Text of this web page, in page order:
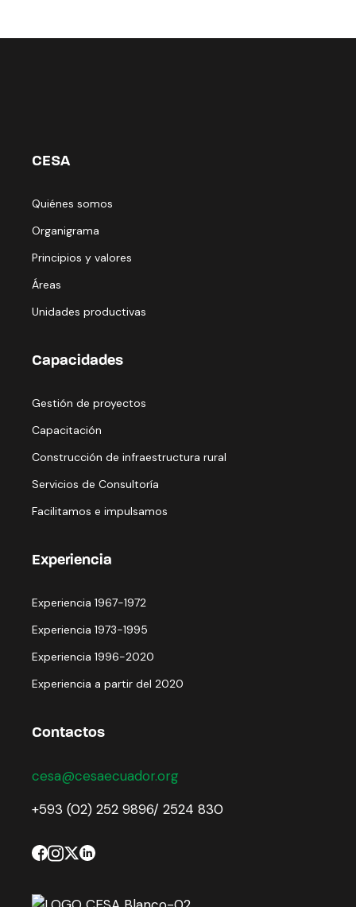
CESA
Quiénes somos
Organigrama
Principios y valores
Áreas
Unidades productivas
Capacidades
Gestión de proyectos
Capacitación
Construcción de infraestructura rural
Servicios de Consultoría
Facilitamos e impulsamos
Experiencia
Experiencia 1967-1972
Experiencia 1973-1995
Experiencia 1996-2020
Experiencia a partir del 2020
Contactos
cesa@cesaecuador.org
+593 (02) 252 9896/ 2524 830